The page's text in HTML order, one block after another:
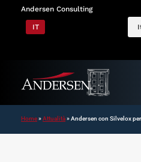
contenuto
Andersen Consulting
IT
Home»Attualità»Andersen con Silvelox